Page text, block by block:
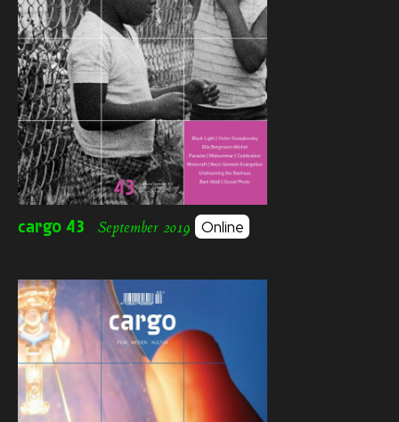
cargo 43 September 2019 Online